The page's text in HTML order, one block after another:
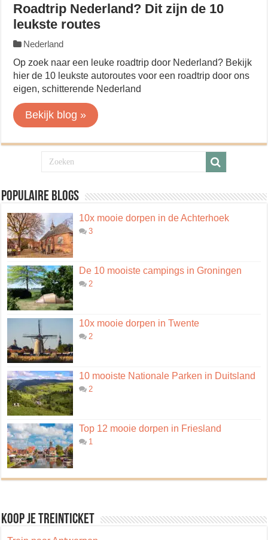
Roadtrip Nederland? Dit zijn de 10
leukste routes
Nederland
Op zoek naar een leuke roadtrip door Nederland? Bekijk
hier de 10 leukste autoroutes voor een roadtrip door ons
eigen, schitterende Nederland
Bekijk blog »
Populaire blogs
10x mooie dorpen in de Achterhoek
3
De 10 mooiste campings in Groningen
2
10x mooie dorpen in Twente
2
10 mooiste Nationale Parken in Duitsland
2
Top 12 mooie dorpen in Friesland
1
Koop je treinticket